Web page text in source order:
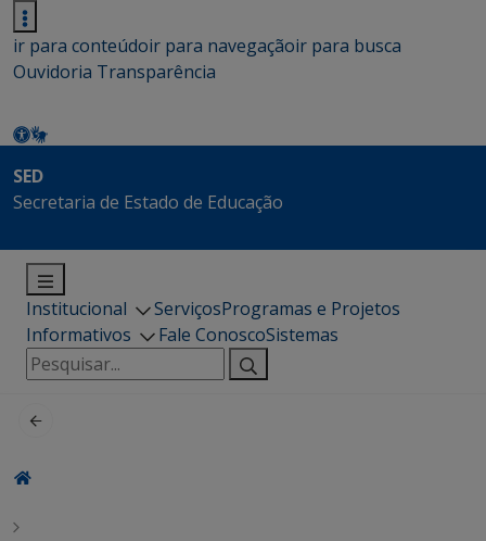
ir para conteúdoir para navegaçãoir para busca
Ouvidoria Transparência
SED
Secretaria de Estado de Educação
Institucional ServiçosProgramas e Projetos
Informativos
Fale ConoscoSistemas
Pesquisar
por: